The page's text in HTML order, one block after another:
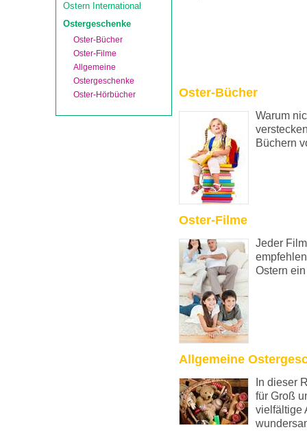
Ostern International
Ostergeschenke
Oster-Bücher
Oster-Filme
Allgemeine
Ostergeschenke
Oster-Hörbücher
Oster-Bücher
Warum
Büchern
Oster-Filme
Jeder
Ostern
Allgemeine
In dieser
für Groß
vielfältige